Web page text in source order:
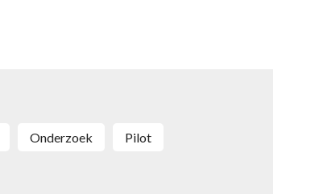
Onderzoek pilot